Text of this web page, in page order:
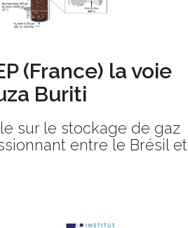
(France) la voie
Buriti
sur le stockage de gaz
entre le Brésil et